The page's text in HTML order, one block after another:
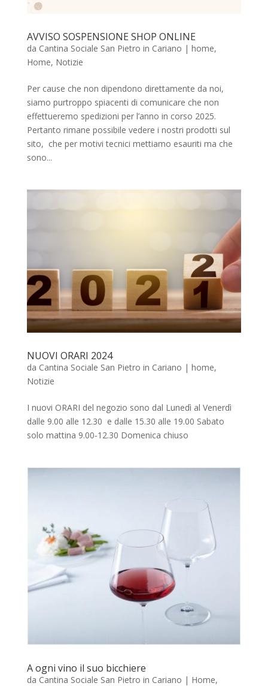
AVVISO SOSPENSIONE SHOP ONLINE
da Cantina Sociale San Pietro in Cariano | home,
Home, Notizie
Per cause che non dipendono direttamente da noi,
siamo purtroppo spiacenti di comunicare che non
effettueremo spedizioni per l’anno in corso 2025.
Pertanto rimane possibile vedere i nostri prodotti sul
sito, che per motivi tecnici mettiamo esauriti ma che
sono...
NUOVI ORARI 2024
da Cantina Sociale San Pietro in Cariano | home,
Notizie
I nuovi ORARI del negozio sono dal Lunedì al Venerdì
dalle 9.00 alle 12.30 e dalle 15.30 alle 19.00 Sabato
solo mattina 9.00-12.30 Domenica chiuso
A ogni vino il suo bicchiere
da Cantina Sociale San Pietro in Cariano | Home,